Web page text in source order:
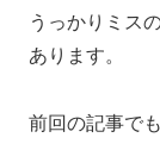
うっかりミス
あります。
前回の記事で